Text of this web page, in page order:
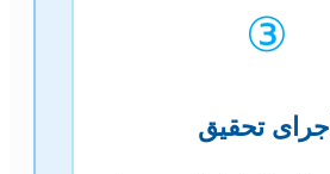
③
اجرای تحقیق